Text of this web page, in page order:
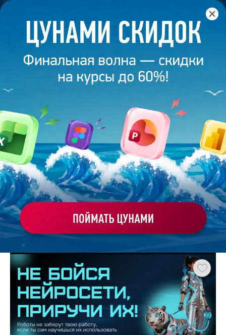
Главная /Банк слайдов / Презентация 633 – Работа
выполнена выпускником академии презентаций
Bonnie&Slide
ПРЕЗЕНТАЦИЯ 633 – РАБОТА
ВЫПОЛНЕНА ВЫПУСКНИКОМ
АКАДЕМИИ ПРЕЗЕНТАЦИЙ
BONNIE&SLIDE
Моё избранное
Работа
студента
ХОЧУ ЗАКАЗАТЬ ТАКУЮ ПРЕЗЕНТАЦИЮ